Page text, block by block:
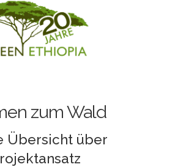
zum Wald
Übersicht über